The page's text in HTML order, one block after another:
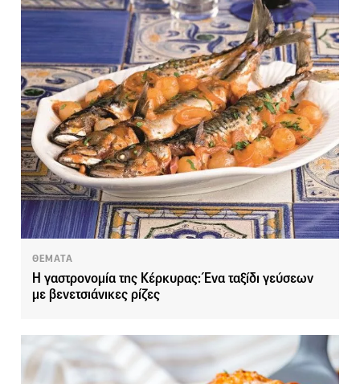
ΘΕΜΑΤΑ
Η γαστρονομία της Κέρκυρας: Ένα ταξίδι γεύσεων
με βενετσιάνικες ρίζες